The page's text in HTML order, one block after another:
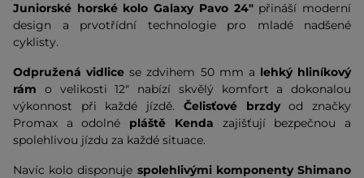
Juniorské horské kolo Galaxy Pavo 24" přináší moderní
design a prvotřídní technologie pro mladé nadšené
cyklisty.
Odpružená vidlicese zdvihem 50 mm a lehký hliníkový
rám o velikosti 12" nabízí skvělý komfort a dokonalou
výkonnost při každé jízdě. Čelisťové brzdyod značky
Promax a odolné pláště Kenda zajišťují bezpečnou a
spolehlivou jízdu za každé situace.
Navíc kolo disponuje spolehlivými komponenty Shimano